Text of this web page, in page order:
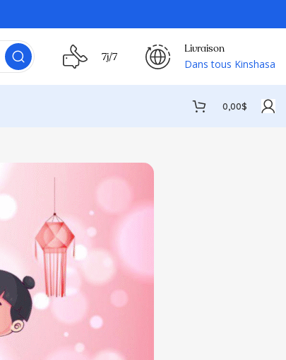
7j/7
Livraison
Dans tous Kinshasa
0,00$